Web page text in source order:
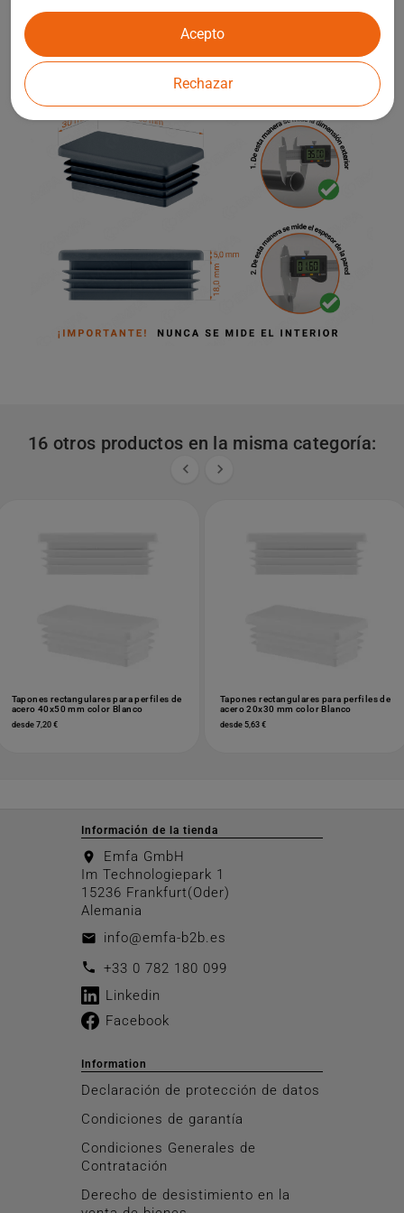
infantiles y otros elementos de la arquitectura de jardines.
16 otros productos en la misma categoría:
 
Tapones rectangulares para perfiles de
acero 40x50 mm color Blanco
desde 7,20 €
Tapones rectangulares para perfiles de
acero 20x30 mm color Blanco
desde 5,63 €
Rechazar
Acepto
Información de la tienda
location_on
Emfa GmbH
Im Technologiepark 1
15236 Frankfurt(Oder)
Alemania
email info@emfa-b2b.es
call +33 0 782 180 099
Linkedin
Facebook
Information
Declaración de protección de datos
Condiciones de garantía
Condiciones Generales de
Contratación
Derecho de desistimiento en la